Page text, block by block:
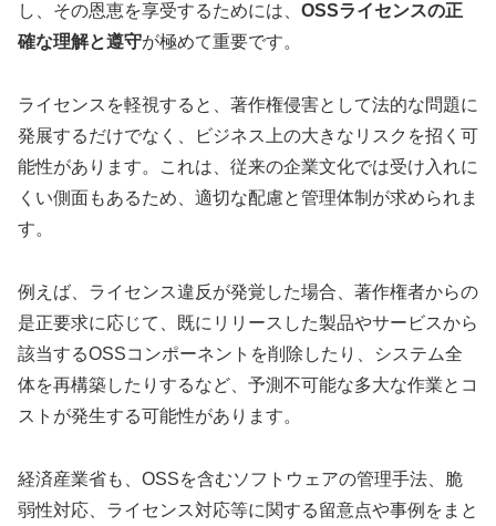
し、その恩恵を享受するためには、 OSSライセンスの正
確な理解と遵守が極めて重要です。
ライセンスを軽視すると、著作権侵害として法的な問題に
発展するだけでなく、ビジネス上の大きなリスクを招く可
能性があります。これは、従来の企業文化では受け入れに
くい側面もあるため、適切な配慮と管理体制が求められま
す。
例えば、ライセンス違反が発覚した場合、著作権者からの
是正要求に応じて、既にリリースした製品やサービスから
該当するOSSコンポーネントを削除したり、システム全
体を再構築したりするなど、予測不可能な多大な作業とコ
ストが発生する可能性があります。
経済産業省も、OSSを含むソフトウェアの管理手法、脆
弱性対応、ライセンス対応等に関する留意点や事例をまと